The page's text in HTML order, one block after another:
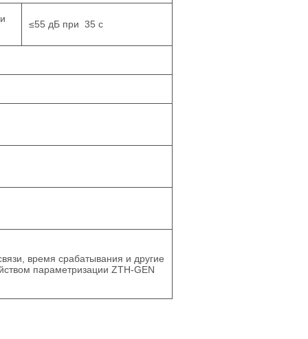
≤55 дБ при 35 с
время срабатывания и другие
параметризации ZTH-GEN